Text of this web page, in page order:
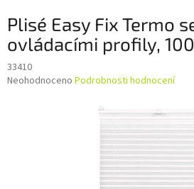
Plisé Easy Fix Termo
ovládacími profily,
33410
Průměrné
Neohodnoceno Podrobnosti hodnocení